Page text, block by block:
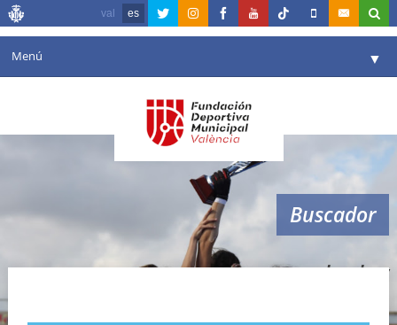
val es
Menú ▼
Agenda
Comunicación ▼
Buscador
hockey